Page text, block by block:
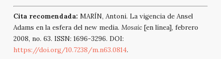
Cita recomendada: MARÍN, Antoni. La vigencia de Ansel
Adams en la esfera del new media. Mosaic[en línea], febrero
2008, no. 63. ISSN: 1696-3296. DOI:
https://doi.org/10.7238/m.n63.0814.